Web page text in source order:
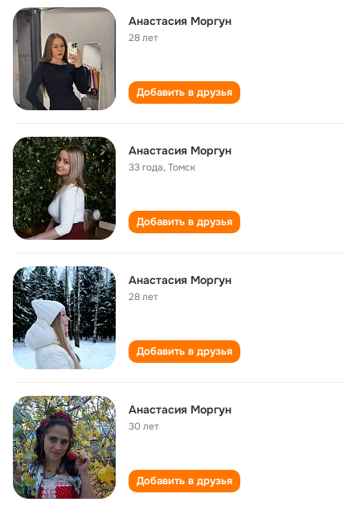
Анастасия Моргун
28 лет
Добавить в друзья
Анастасия Моргун
33 года,Томск
Добавить в друзья
Анастасия Моргун
28 лет
Добавить в друзья
Анастасия Моргун
30 лет
Добавить в друзья